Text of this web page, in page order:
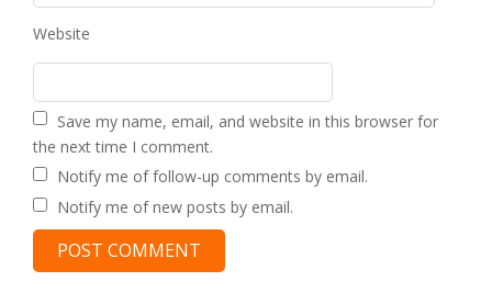
Website
Save my name, email, and website in this browser for
the next time I comment.
Notify me of follow-up comments by email.
Notify me of new posts by email.